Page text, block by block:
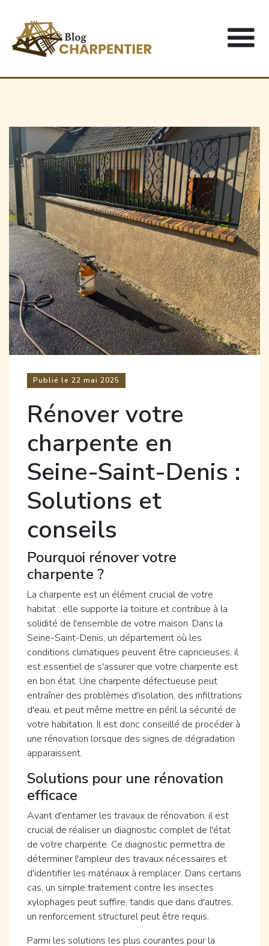
Publié le 22 mai 2025
Rénover votre
charpente en
Seine-Saint-Denis :
Solutions et
conseils
Pourquoi rénover votre
charpente ?
La charpente est un élément crucial de votre
habitat : elle supporte la toiture et contribue à la
solidité de l'ensemble de votre maison. Dans la
Seine-Saint-Denis, un département où les
conditions climatiques peuvent être capricieuses, il
est essentiel de s'assurer que votre charpente est
en bon état. Une charpente défectueuse peut
entraîner des problèmes d'isolation, des infiltrations
d'eau, et peut même mettre en péril la sécurité de
votre habitation. Il est donc conseillé de procéder à
une rénovation lorsque des signes de dégradation
apparaissent.
Solutions pour une rénovation
efficace
Avant d'entamer les travaux de rénovation, il est
crucial de réaliser un diagnostic complet de l'état
de votre charpente. Ce diagnostic permettra de
déterminer l'ampleur des travaux nécessaires et
d'identifier les matériaux à remplacer. Dans certains
cas, un simple traitement contre les insectes
xylophages peut suffire, tandis que dans d'autres,
un renforcement structurel peut être requis.
Parmi les solutions les plus courantes pour la